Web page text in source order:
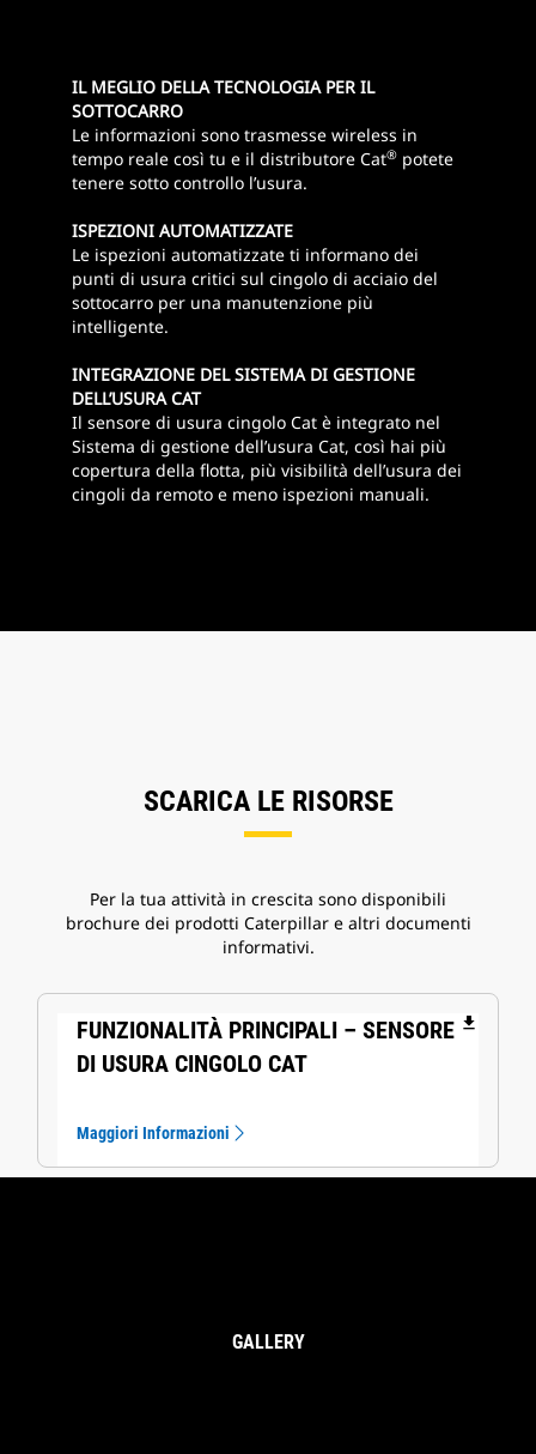
IL MEGLIO DELLA TECNOLOGIA PER IL
SOTTOCARRO
Le informazioni sono trasmesse wireless in
tempo reale così tu e il distributore Cat® potete
tenere sotto controllo l’usura.
ISPEZIONI AUTOMATIZZATE
Le ispezioni automatizzate ti informano dei
punti di usura critici sul cingolo di acciaio del
sottocarro per una manutenzione più
intelligente.
INTEGRAZIONE DEL SISTEMA DI GESTIONE
DELL’USURA CAT
Il sensore di usura cingolo Cat è integrato nel
Sistema di gestione dell’usura Cat, così hai più
copertura della flotta, più visibilità dell’usura dei
cingoli da remoto e meno ispezioni manuali.
SCARICA LE RISORSE
Per la tua attività in crescita sono disponibili
brochure dei prodotti Caterpillar e altri documenti
informativi.
FUNZIONALITÀ PRINCIPALI – SENSORE
DI USURA CINGOLO CAT
file_download
Maggiori Informazioni
GALLERY